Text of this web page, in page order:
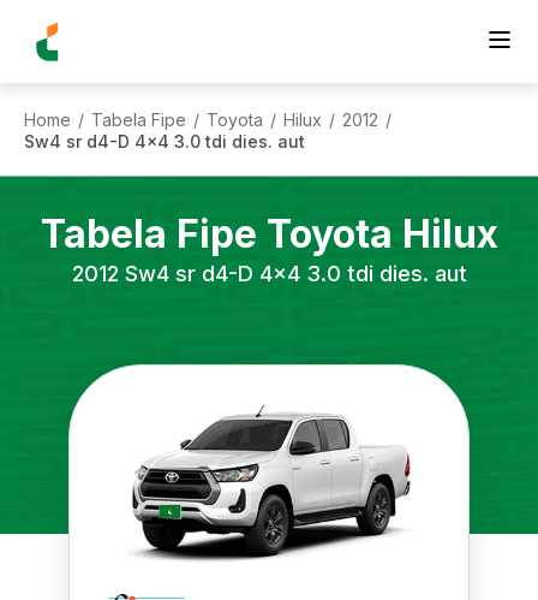
Home / Tabela Fipe / Toyota / Hilux / 2012 /
Sw4 sr d4-D 4x4 3.0 tdi dies. aut
Tabela Fipe Toyota Hilux
2012 Sw4 sr d4-D 4x4 3.0 tdi dies. aut